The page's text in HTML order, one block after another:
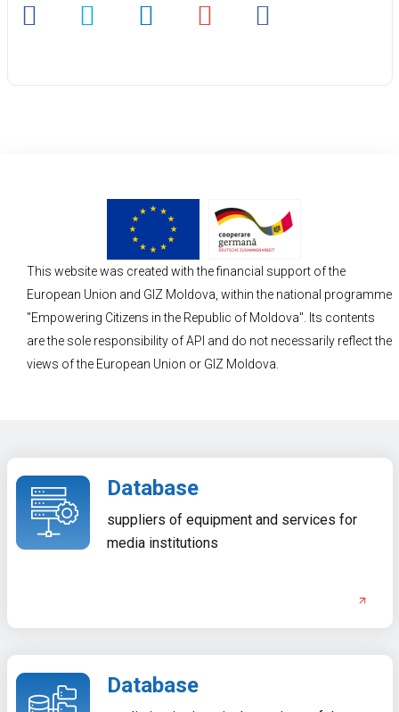
This website was created with the financial support of the
European Union and GIZ Moldova, within the national programme
"Empowering Citizens in the Republic of Moldova". Its contents
are the sole responsibility of API and do not necessarily reflect the
views of the European Union or GIZ Moldova.
Database
suppliers of equipment and services for
media institutions
Database